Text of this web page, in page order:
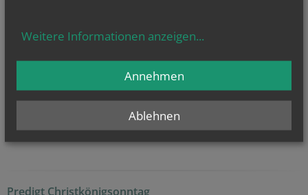
Predigt 4. Adventsonntag
Predigt 1. Adventsonntag
Predigt Christkönigsonntag
Weitere Informationen anzeigen...
Ablehnen
Annehmen